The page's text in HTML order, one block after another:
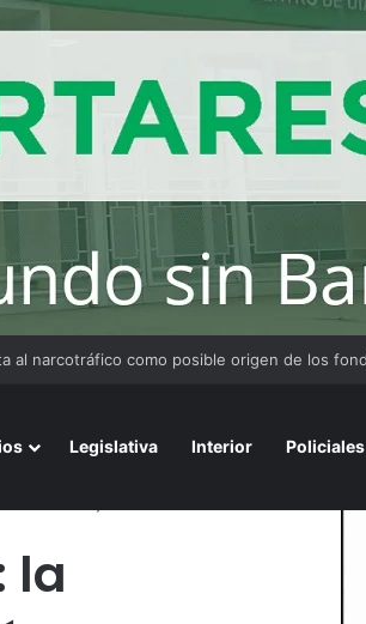
Aires en la misa de San Cayetano
Legislativa Interior Policiales
la